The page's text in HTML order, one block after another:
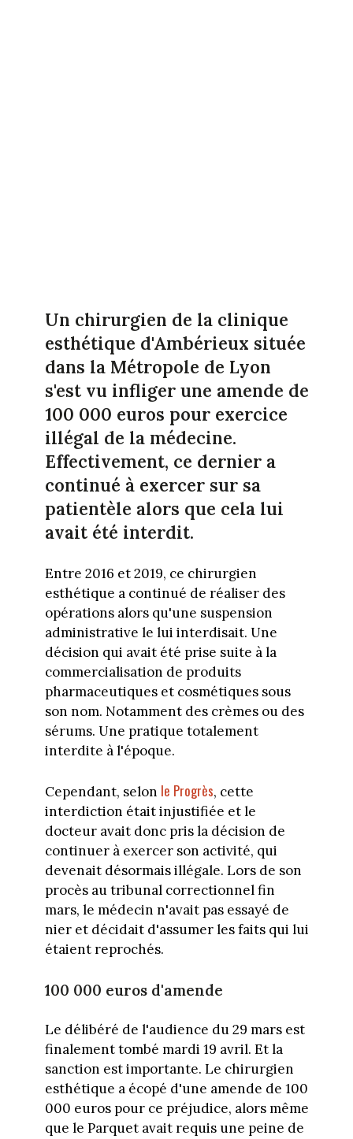
Un chirurgien de la clinique
esthétique d'Ambérieux située
dans la Métropole de Lyon
s'est vu infliger une amende de
100 000 euros pour exercice
illégal de la médecine.
Effectivement, ce dernier a
continué à exercer sur sa
patientèle alors que cela lui
avait été interdit.
Entre 2016 et 2019, ce chirurgien
esthétique a continué de réaliser des
opérations alors qu'une suspension
administrative le lui interdisait. Une
décision qui avait été prise suite à la
commercialisation de produits
pharmaceutiques et cosmétiques sous
son nom. Notamment des crèmes ou des
sérums. Une pratique totalement
interdite à l'époque.
Cependant, selon le Progrès, cette
interdiction était injustifiée et le
docteur avait donc pris la décision de
continuer à exercer son activité, qui
devenait désormais illégale. Lors de son
procès au tribunal correctionnel fin
mars, le médecin n'avait pas essayé de
nier et décidait d'assumer les faits qui lui
étaient reprochés.
100 000 euros d'amende
Le délibéré de l'audience du 29 mars est
finalement tombé mardi 19 avril. Et la
sanction est importante. Le chirurgien
esthétique a écopé d'une amende de 100
000 euros pour ce préjudice, alors même
que le Parquet avait requis une peine de